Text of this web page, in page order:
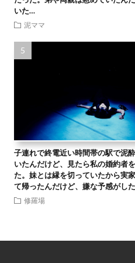
いた…
泥ママ
子連れで終電近い時間帯の駅で泥
いたんだけど、見たら私の婚約者
た。妹とは縁を切っていたから実
て帰ったんだけど、嫌な予感がし
修羅場